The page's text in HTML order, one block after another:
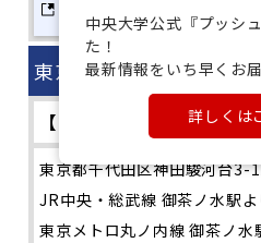
東京・駿河台キャンパス
【2/15のみ】中央大学駿
東京都千代田区神田駿河台3-
JR中央・総武線 御茶ノ水駅
東京メトロ丸ノ内線 御茶ノ水
中央大学公式『プッシ
た！
最新情報をいち早くお届
詳しくは